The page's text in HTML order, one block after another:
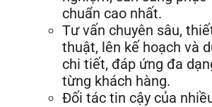
chuẩn cao nhất.
Tư vấn chuyên sâu,
thuật, lên kế hoạch và
chi tiết, đáp ứng đa
từng khách hàng.
Đối tác tin cậy của